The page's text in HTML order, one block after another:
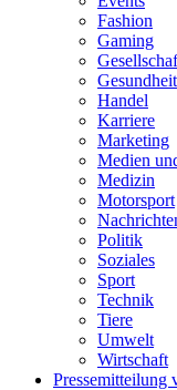
Fashion
Gaming
Gesundheit
Handel
Karriere
Marketing
Medien
Medizin
Motorsport
Politik
Soziales
Sport
Technik
Tiere
Umwelt
Wirtschaft
Pressemitteilung